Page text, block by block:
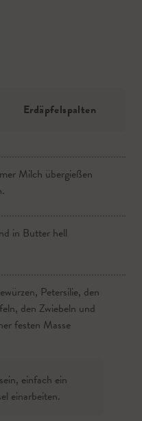
Erdäpfelspalten
Milch übergießen
in Butter hell
Petersilie, den
den Zwiebeln und
festen Masse
einfach ein
einarbeiten.
und diese auf
würzen, einen
und gut
eben liegen und
Ober-/Unterhitze je
Minuten backen.